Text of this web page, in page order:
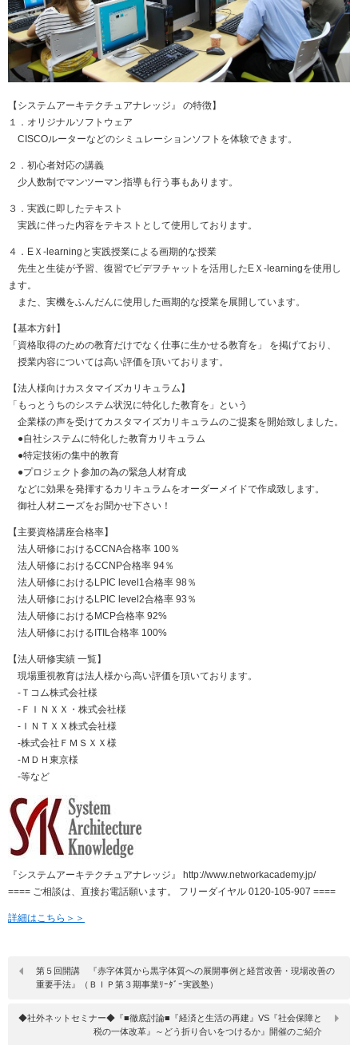
【システムアーキテクチュアナレッジ』 の特徴】
１．オリジナルソフトウェア
CISCOルーターなどのシミュレーションソフトを体験できます。
２．初心者対応の講義
少人数制でマンツーマン指導も行う事もあります。
３．実践に即したテキスト
実践に伴った内容をテキストとして使用しております。
４．EＸ-learningと実践授業による画期的な授業
先生と生徒が予習、復習でビデヲチャットを活用したEＸ-learningを使用し
ます。
また、実機をふんだんに使用した画期的な授業を展開しています。
【基本方針】
「資格取得のための教育だけでなく仕事に生かせる教育を」 を掲げており、
授業内容については高い評価を頂いております。
【法人様向けカスタマイズカリキュラム】
「もっとうちのシステム状況に特化した教育を」という
企業様の声を受けてカスタマイズカリキュラムのご提案を開始致しました。
●自社システムに特化した教育カリキュラム
●特定技術の集中的教育
●プロジェクト参加の為の緊急人材育成
などに効果を発揮するカリキュラムをオーダーメイドで作成致します。
御社人材ニーズをお聞かせ下さい！
【主要資格講座合格率】
法人研修におけるCCNA合格率 100％
法人研修におけるCCNP合格率 94％
法人研修におけるLPIC level1合格率 98％
法人研修におけるLPIC level2合格率 93％
法人研修におけるMCP合格率 92%
法人研修におけるITIL合格率 100%
【法人研修実績 一覧】
現場重視教育は法人様から高い評価を頂いております。
-Ｔコム株式会社様
-ＦＩＮＸＸ・株式会社様
-ＩＮＴＸＸ株式会社様
-株式会社ＦＭＳＸＸ様
-ＭＤＨ東京様
-等など
『システムアーキテクチュアナレッジ』 http://www.networkacademy.jp/
==== ご相談は、直接お電話願います。 フリーダイヤル 0120-105-907 ====
詳細はこちら＞＞
第５回開講 『赤字体質から黒字体質への展開事例と経営改善・現場改善の
重要手法』（ＢＩＰ第３期事業ﾘｰﾀﾞｰ実践塾）
◆社外ネットセミナー◆『■徹底討論■『経済と生活の再建』VS『社会保障と
税の一体改革』～どう折り合いをつけるか』開催のご紹介